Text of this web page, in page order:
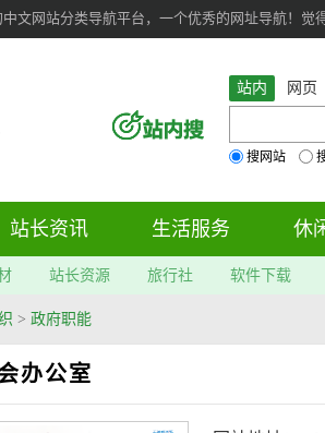
文网站分类导航平台，一个优秀的网址导航！觉
站内 网页
搜网站
站长资讯 生活服务 休
站长资源 旅行社 软件下载
> 政府职能
办公室